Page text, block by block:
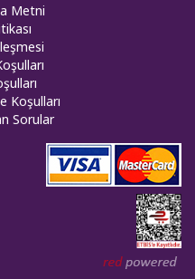
Metni
Koşulları
Sorular
Web